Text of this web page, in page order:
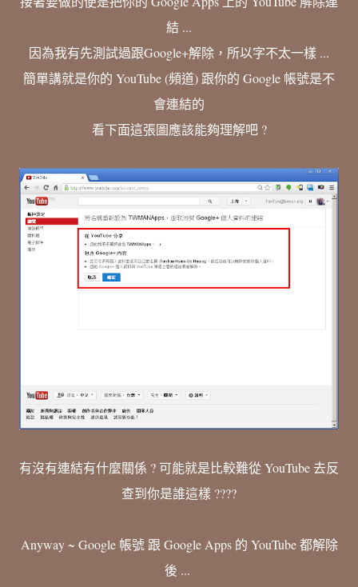
結 ...
因為我有先測試過跟Google+解除，所以字不太一樣 ...
簡單講就是你的 YouTube (頻道) 跟你的 Google 帳號是不
會連結的
看下面這張圖應該能夠理解吧 ?
有沒有連結有什麼關係 ? 可能就是比較難從 YouTube 去反
查到你是誰這樣 ????
Anyway ~ Google 帳號 跟 Google Apps 的 YouTube 都解除
後 ...